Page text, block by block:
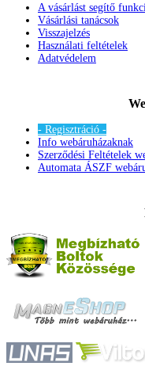
A vásárlást segítő
Vásárlási tanácsok
Visszajelzés
Használati feltételek
Adatvédelem
- Regisztráció -
Info webáruházaknak
Szerződési Feltételek
Automata ÁSZF